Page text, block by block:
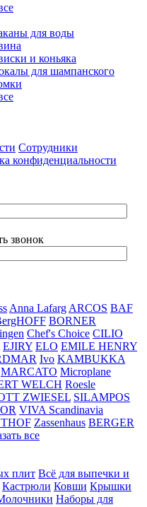
для воды
и коньяка
для шампанского
Сотрудники
конфиденциальности
звонок
Anna Lafarg ARCOS BAF
BORNER
Chef's Choice CILIO
EJIRY ELO EMILE HENRY
Ivo KAMBUKKA
MARCATO Microplane
WELCH Roesle
ZWIESEL SILAMPOS
VIVA Scandinavia
Zassenhaus BERGER
все
плит Всё для выпечки и
Кастрюли Ковши Крышки
Наборы для